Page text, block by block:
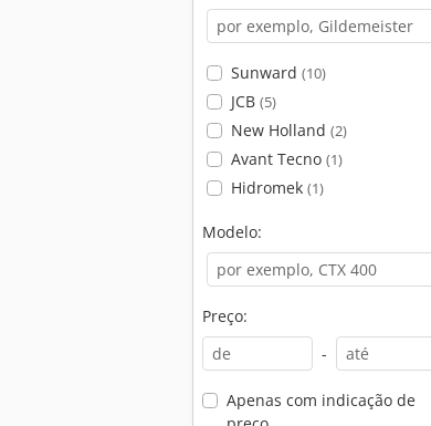
Sunward (10)
JCB (5)
New Holland (2)
Avant Tecno (1)
Hidromek (1)
Modelo:
Preço:
-
Apenas com indicação de